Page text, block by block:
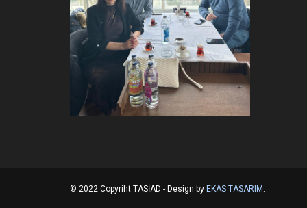
© 2022 Copyriht TASİAD - Design by EKAS TASARIM .